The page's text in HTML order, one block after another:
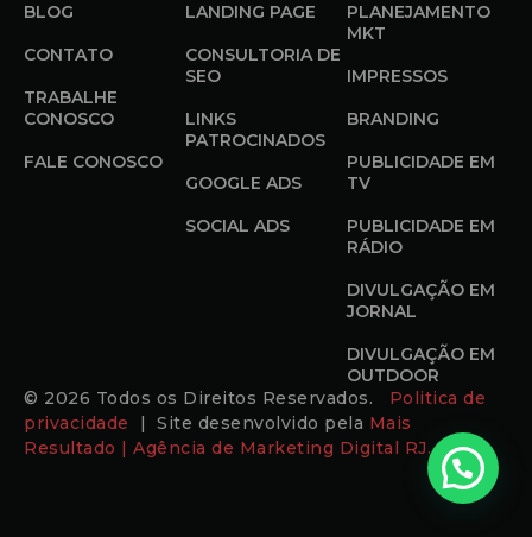
BLOG
CONTATO
TRABALHE
CONOSCO
FALE CONOSCO
LANDING PAGE
CONSULTORIA DE
SEO
LINKS
PATROCINADOS
GOOGLE ADS
SOCIAL ADS
PLANEJAMENTO
MKT
IMPRESSOS
BRANDING
PUBLICIDADE EM
TV
PUBLICIDADE EM
RÁDIO
DIVULGAÇÃO EM
JORNAL
DIVULGAÇÃO EM
OUTDOOR
© 2026 Todos os Direitos Reservados. Politica de
privacidade
| Site desenvolvido pela Mais
Resultado | Agência de Marketing Digital RJ.